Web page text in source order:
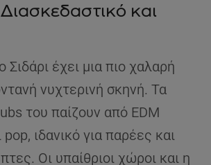
και
Σιδάρι έχει μια πιο χαλαρή
νυχτερινή σκηνή. Τα
του παίζουν από EDM
ιδανικό για παρέες και
Οι υπαίθριοι χώροι και η